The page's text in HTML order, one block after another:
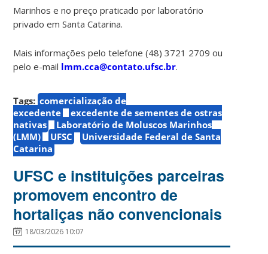
Marinhos e no preço praticado por laboratório
privado em Santa Catarina.
Mais informações pelo telefone (48) 3721 2709 ou
pelo e-mail lmm.cca@contato.ufsc.br.
Tags: comercialização de
excedente
excedente de sementes de ostras
nativas
Laboratório de Moluscos Marinhos
(LMM)
UFSC
Universidade Federal de Santa
Catarina
UFSC e instituições parceiras
promovem encontro de
hortaliças não convencionais
18/03/2026 10:07